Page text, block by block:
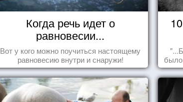
Когда речь идет о
равновесии...
Вот у кого можно поучиться настоящему
равновесию внутри и снаружи!